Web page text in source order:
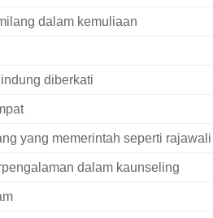
dalam kemuliaan
diberkati
yang memerintah seperti rajawali
dalam kaunseling